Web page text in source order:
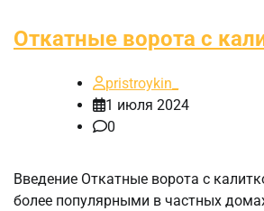
Откатные ворота с
pristroykin_
1 июля 2024
0
Введение Откатные ворота с
более популярными в частных